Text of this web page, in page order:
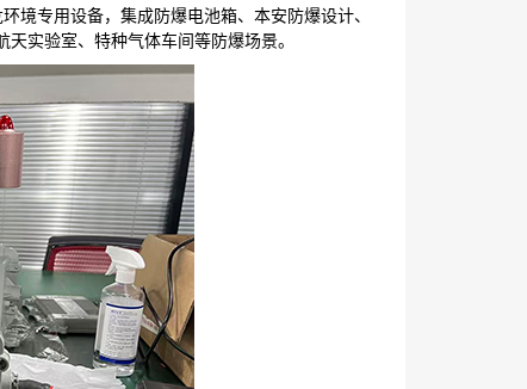
境专用设备，集成防爆电池箱、本安防爆设计、
实验室、特种气体车间等防爆场景。